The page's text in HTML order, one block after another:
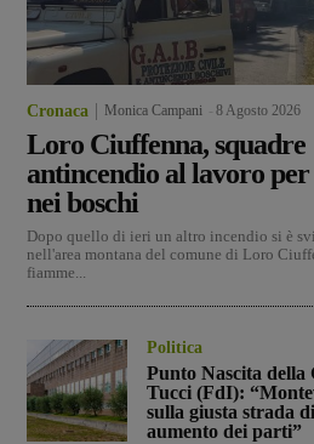
Cronaca Monica Campani 8 Agosto 2026
Loro Ciuffenna, squadre
antincendio al lavoro
nei boschi
Dopo quello di ieri un altro incendio si è
nell'area montana del comune di Loro
fiamme...
Politica
Punto Nascita della
Tucci (FdI):
sulla giusta strada
aumento dei parti”